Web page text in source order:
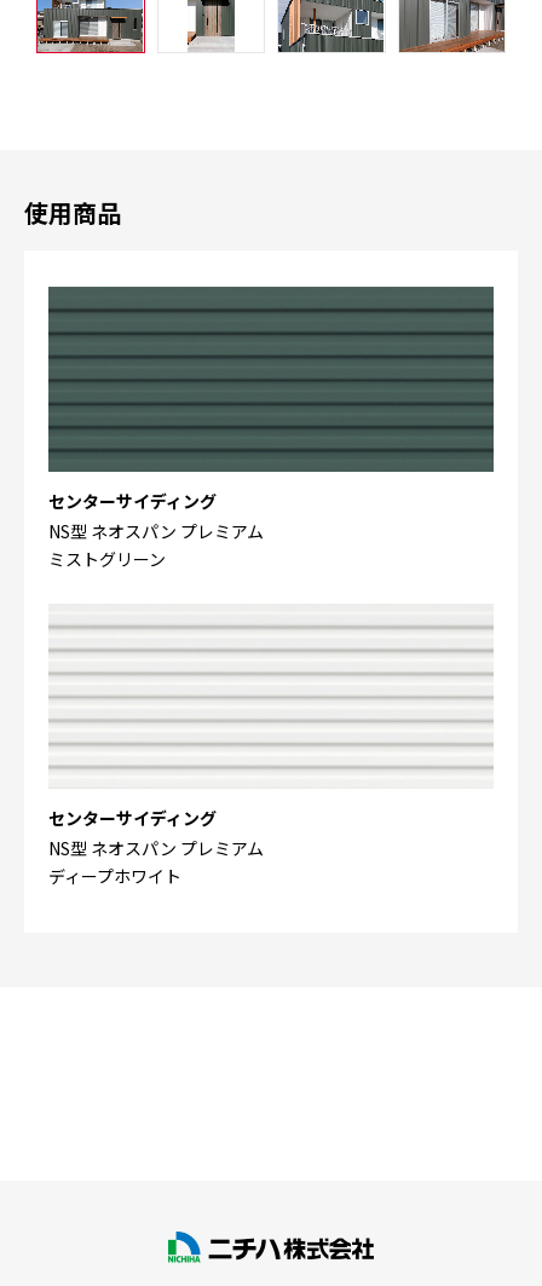
使用商品
センターサイディング
NS型 ネオスパン プレミアム
ミストグリーン
センターサイディング
NS型 ネオスパン プレミアム
ディープホワイト